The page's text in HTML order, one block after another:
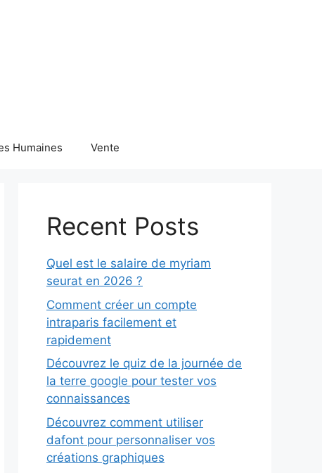
Humaines Vente
Recent Posts
Quel est le salaire de myriam
seurat en 2026 ?
Comment créer un compte
intraparis facilement et
rapidement
Découvrez le quiz de la journée de
la terre google pour tester vos
connaissances
Découvrez comment utiliser
dafont pour personnaliser vos
créations graphiques